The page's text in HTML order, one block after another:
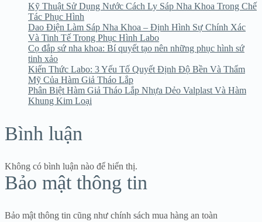
Kỹ Thuật Sử Dụng Nước Cách Ly Sáp Nha Khoa Trong Chế
Tác Phục Hình
Dao Điện Làm Sáp Nha Khoa – Định Hình Sự Chính Xác
Và Tinh Tế Trong Phục Hình Labo
Cọ đắp sứ nha khoa: Bí quyết tạo nên những phục hình sứ
tinh xảo
Kiến Thức Labo: 3 Yếu Tố Quyết Định Độ Bền Và Thẩm
Mỹ Của Hàm Giả Tháo Lắp
Phân Biệt Hàm Giả Tháo Lắp Nhựa Dẻo Valplast Và Hàm
Khung Kim Loại
Bình luận
Không có bình luận nào để hiển thị.
Bảo mật thông tin
Bảo mật thông tin cũng như chính sách mua hàng an toàn